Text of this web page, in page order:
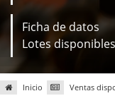
Ficha de datos
Lotes disponibles
Inicio Ventas